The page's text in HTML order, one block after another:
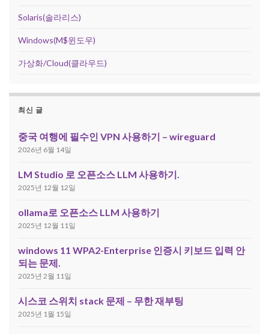
Solaris(솔라리스)
Windows(M$윈도우)
가상화/Cloud(클라우드)
최신 글
중국 여행에 필수인 VPN 사용하기 – wireguard
2026년 6월 14일
LM Studio 로 오픈소스 LLM 사용하기.
2025년 12월 12일
ollama로 오픈소스 LLM 사용하기
2025년 12월 11일
windows 11 WPA2-Enterprise 인증시 키보드 입력 안
되는 문제.
2025년 2월 11일
시스코 스위치 stack 문제 – 무한 재부팅
2025년 1월 15일